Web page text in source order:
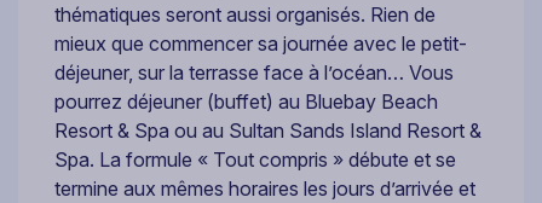
thématiques seront aussi organisés. Rien de
mieux que commencer sa journée avec le petit-
déjeuner, sur la terrasse face à l’océan… Vous
pourrez déjeuner (buffet) au Bluebay Beach
Resort & Spa ou au Sultan Sands Island Resort &
Spa. La formule « Tout compris » débute et se
termine aux mêmes horaires les jours d’arrivée et